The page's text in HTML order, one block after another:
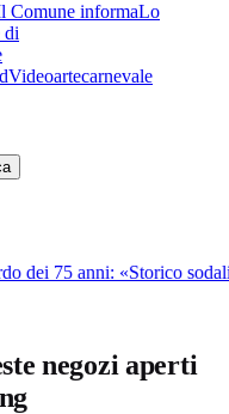
Comune informaLo
di
Videoartecarnevale
dei 75 anni: «Storico
negozi aperti